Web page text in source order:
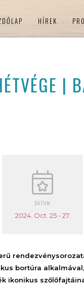
HÍREK
|
DÁTUM
2024. Oct. 25 - 27.
bortúra
ikonikus